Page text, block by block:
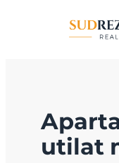
utilat